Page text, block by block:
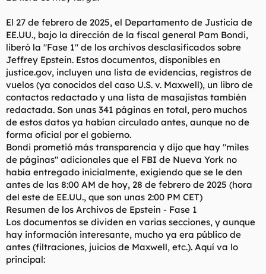
El 27 de febrero de 2025, el Departamento de Justicia de
EE.UU., bajo la dirección de la fiscal general Pam Bondi,
liberó la "Fase 1" de los archivos desclasificados sobre
Jeffrey Epstein. Estos documentos, disponibles en
justice.gov, incluyen una lista de evidencias, registros de
vuelos (ya conocidos del caso U.S. v. Maxwell), un libro de
contactos redactado y una lista de masajistas también
redactada. Son unas 341 páginas en total, pero muchos
de estos datos ya habían circulado antes, aunque no de
forma oficial por el gobierno.
Bondi prometió más transparencia y dijo que hay "miles
de páginas" adicionales que el FBI de Nueva York no
había entregado inicialmente, exigiendo que se le den
antes de las 8:00 AM de hoy, 28 de febrero de 2025 (hora
del este de EE.UU., que son unas 2:00 PM CET)
Resumen de los Archivos de Epstein - Fase 1
Los documentos se dividen en varias secciones, y aunque
hay información interesante, mucho ya era público de
antes (filtraciones, juicios de Maxwell, etc.). Aquí va lo
principal: